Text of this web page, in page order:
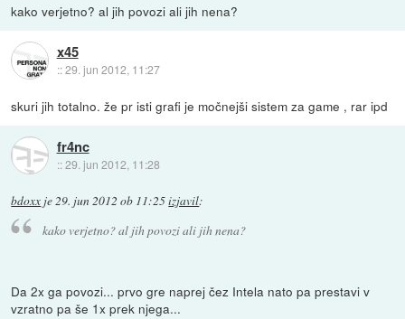
kako verjetno? al jih povozi ali jih nena?
x45
::29. jun 2012, 11:27
skuri jih totalno. že pr isti grafi je močnejši sistem za game , rar ipd
fr4nc
::29. jun 2012, 11:28
bdoxx je 29. jun 2012 ob 11:25izjavil:
kako verjetno? al jih povozi ali jih nena?
Da 2x ga povozi... prvo gre naprej čez Intela nato pa prestavi v
vzratno pa še 1x prek njega...